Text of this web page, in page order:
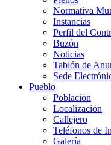
Normativa
Instancias
Perfil del
Buzón
Noticias
Tablón de
Sede
Pueblo
Población
Localización
Callejero
Teléfonos de
Galería